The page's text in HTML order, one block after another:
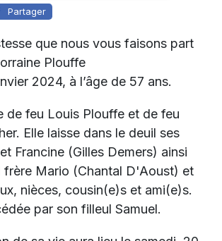
Partager
que nous vous faisons part
Plouffe
2024, à l’âge de 57 ans.
de feu Louis Plouffe et de feu
Elle laisse dans le deuil ses
Francine (Gilles Demers) ainsi
frère Mario (Chantal D'Aoust) et
nièces, cousin(e)s et ami(e)s.
par son filleul Samuel.